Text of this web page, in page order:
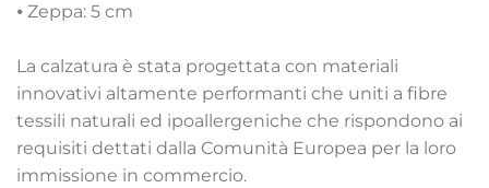
⦁ Zeppa: 5 cm
La calzatura è stata progettata con materiali
innovativi altamente performanti che uniti a fibre
tessili naturali ed ipoallergeniche che rispondono ai
requisiti dettati dalla Comunità Europea per la loro
immissione in commercio.